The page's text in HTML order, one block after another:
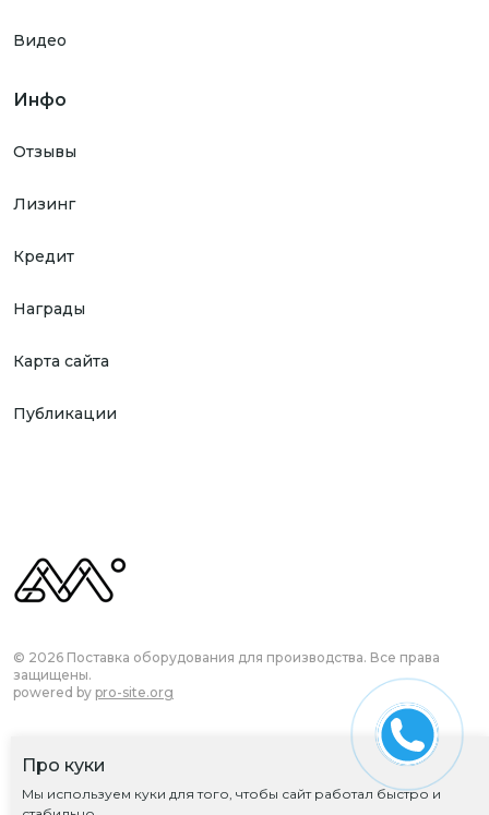
Видео
Инфо
Отзывы
Лизинг
Кредит
Награды
Карта сайта
Публикации
© 2026 Поставка оборудования для производства. Все права
защищены.
powered by pro-site.org
Политика обработки ПД
Про куки
Мы используем куки для того, чтобы сайт работал быстро и